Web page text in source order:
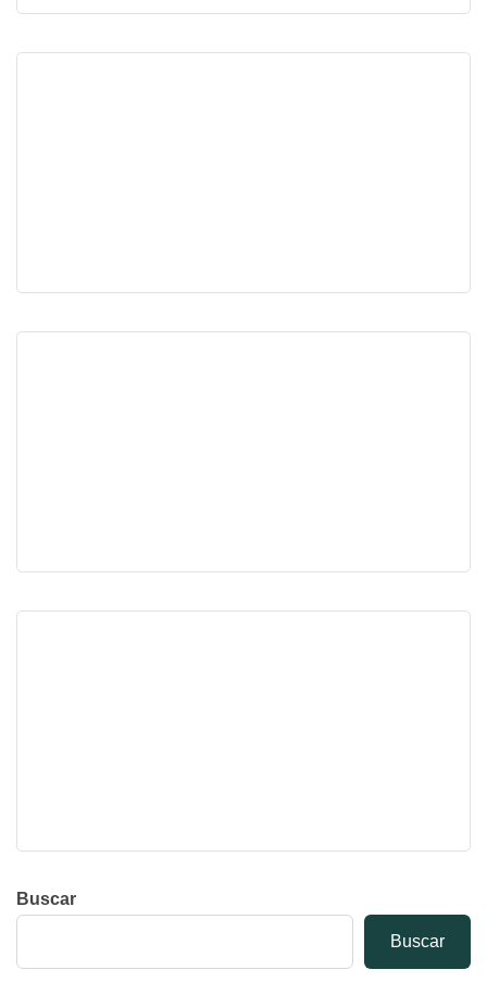
Buscar
Buscar